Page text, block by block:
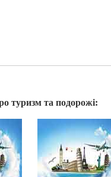
туризм та подорожі: